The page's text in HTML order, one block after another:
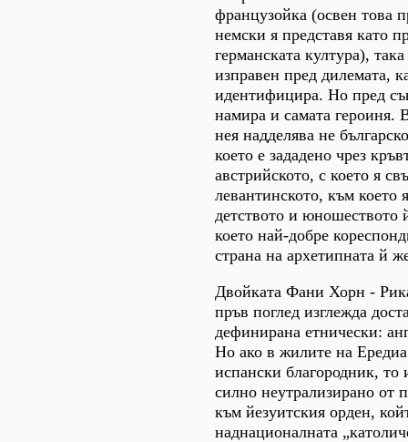
французойка (освен това
немски я представя като
германската култура),
изправен пред дилемата,
идентифицира. Но пред
намира и самата героиня.
нея надделява не
което е зададено чрез
австрийското, с което я
левантинското, към което
детството и юношеството
което най-добре
страна на архетипната й
Двойката Фани Хорн -
пръв поглед изглежда
дефинирана етнически:
Но ако в жилите на Ередиа
испански благородник, то
силно неутрализирано от
към йезуитския орден,
наднационалната